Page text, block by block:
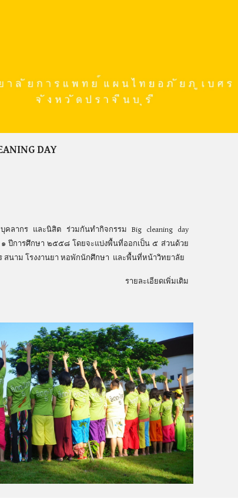
DAY
ลากร และนิสิต ร่วมกันทำกิจกรรม Big cleaning day
ปีการศึกษา ๒๕๕๘ โดยจะแบ่งพื้นที่ออกเป็น ๕ ส่วนด้วย
สนาม โรงงานยา หอพักนักศึกษา และพื้นที่หน้าวิทยาลัย
รายละเอียดเพิ่มเติม